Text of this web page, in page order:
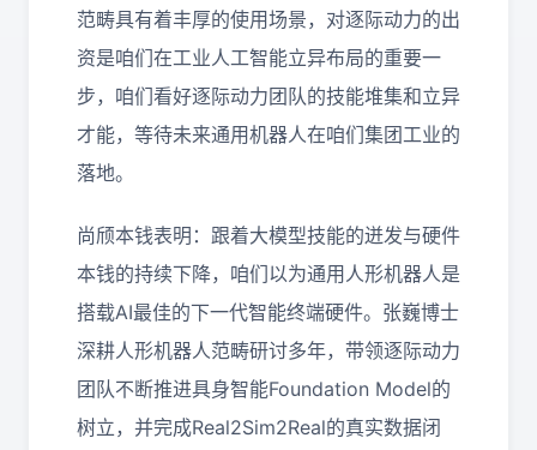
范畴具有着丰厚的使用场景，对逐际动力的出
资是咱们在工业人工智能立异布局的重要一
步，咱们看好逐际动力团队的技能堆集和立异
才能，等待未来通用机器人在咱们集团工业的
落地。
尚颀本钱表明：跟着大模型技能的迸发与硬件
本钱的持续下降，咱们以为通用人形机器人是
搭载AI最佳的下一代智能终端硬件。张巍博士
深耕人形机器人范畴研讨多年，带领逐际动力
团队不断推进具身智能Foundation Model的
树立，并完成Real2Sim2Real的真实数据闭